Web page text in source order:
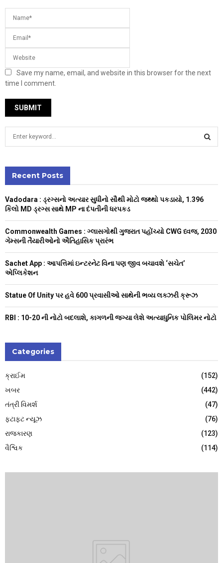
Save my name, email, and website in this browser for the next
time I comment.
h
o
C
Recent Posts
Vadodara : ડ્રગ્સનો અત્યાર સુધીનો સૌથી મોટો જથ્થો પકડાયો, 1.396
કિલો MD ડ્રગ્સ સાથે MP ના દંપતીની ધરપકડ
Commonwealth Games : ગ્લાસગોથી ગુજરાત પહોંચ્યો CWG ધ્વજ, 2030
ગેમ્સની તૈયારીઓનો ઐતિહાસિક પ્રારંભ
Sachet App : આપત્તિમાં ઇન્ટરનેટ વિના પણ જીવ બચાવશે ‘સચેત’
એપ્લિકેશન
Statue Of Unity પર હવે 600 પ્રવાસીઓ સાથેની ભવ્ય લક્ઝરી ક્રૂઝ
RBI : ₹10-20 ની નોટો બદલાશે, કાગળની જગ્યા લેશે અત્યાધુનિક પોલિમર નોટો
Categories
ક્રાઈમ
(152)
ખબર
(442)
તંત્રી વિમર્શ
(47)
ફટાફટ ન્યૂઝ
(76)
રાજકારણ
(123)
વૈશ્વિક
(114)